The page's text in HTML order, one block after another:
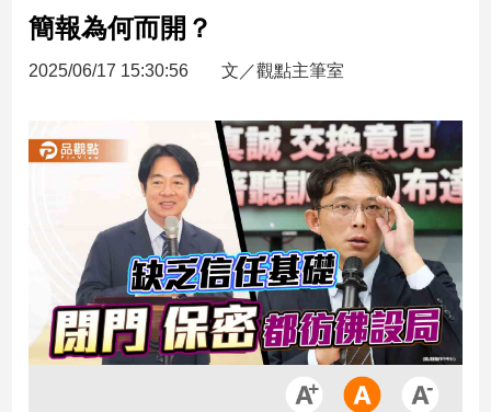
財
新
產
經/
品
簡報為何而開？
2025/06/17 15:30:56 文／觀點主筆室